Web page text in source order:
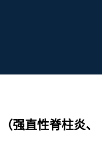
强直性脊柱炎、